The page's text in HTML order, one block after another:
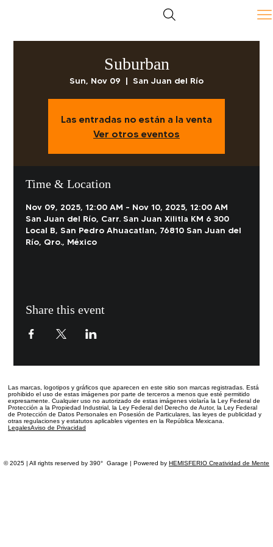
Suburban
Sun, Nov 09
  |
San Juan del Río
Las entradas no están a la venta
Ver otros eventos
Time & Location
Nov 09, 2025, 12:00 AM – Nov 10, 2025, 12:00 AM
San Juan del Río, Carr. San Juan Xilitla KM 6 300
Local B, San Pedro Ahuacatlan, 76810 San Juan del
Río, Qro., México
Share this event
Las marcas, logotipos y gráficos que aparecen en este sitioson marcas registradas. Está
prohibido el uso de estas imágenes por parte de terceros a menos que esté permitido
expresamente. Cualquier uso no autorizado de estas imágenes violaría la Ley Federal de
Protección a la Propiedad Industrial, la Ley Federal del Derecho de Autor, la Ley Federal
de Protección de Datos Personales en Posesión de Particulares, las leyes de publicidad y
otras regulaciones y estatutos aplicables vigentes en la República Mexicana.
LegalesAviso de Privacidad
© 2025 | All rights reserved by 390° Garage | Powered by HEMISFERIO Creatividad de Mente